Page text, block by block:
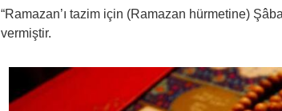
“Ramazan’ı tazim için (Ramazan hürmetine)
vermiştir.